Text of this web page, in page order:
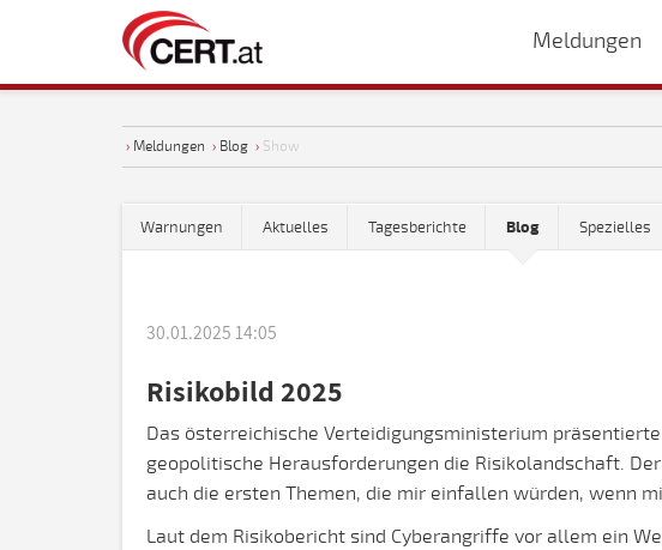
Meldungen
› Meldungen › Blog › Show
Warnungen Aktuelles Tagesberichte Blog Spezielles
30.01.2025 14:05
Risikobild 2025
Das österreichische Verteidigungsministerium
geopolitische Herausforderungen die Risikolandschaft.
auch die ersten Themen, die mir einfallen würden, wenn
Laut dem Risikobericht sind Cyberangriffe vor allem ein